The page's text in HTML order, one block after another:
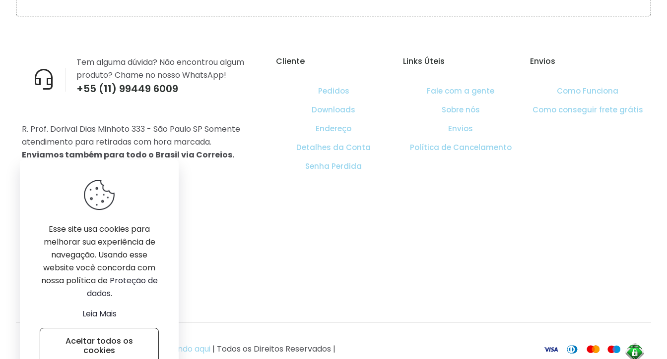
+55 (11) 99449 6009
Tem alguma dúvida? Não encontrou algum
produto? Chame no nosso WhatsApp!
R. Prof. Dorival Dias Minhoto 333 - São Paulo SP Somente
atendimento para retiradas com hora marcada.
Enviamos também para todo o Brasil via Correios.
Cliente
Pedidos
Downloads
Endereço
Detalhes da Conta
Senha Perdida
Links Úteis
Fale com a gente
Sobre nós
Envios
Política de Cancelamento
Envios
Como Funciona
Como conseguir frete grátis
© 2026Agência MDIGITAL Conheça clicando aqui | Todos os Direitos Reservados |
Esse site usa cookies para
melhorar sua experiência de
navegação. Usando esse
website você concorda com
nossa política de Proteção de
dados.
Leia Mais
Aceitar todos os
cookies